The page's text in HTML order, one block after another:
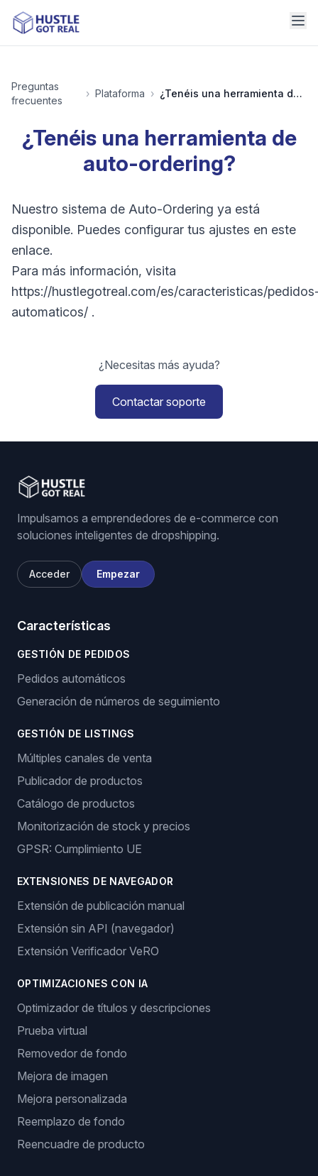
Preguntas
frecuentes
› Plataforma › ¿Tenéis una herramienta de auto-ordering?
¿Tenéis una herramienta de
auto-ordering?
Nuestro sistema de Auto-Ordering ya está
disponible. Puedes configurar tus ajustes en este
enlace.
Para más información, visita
https://hustlegotreal.com/es/caracteristicas/
automaticos/ .
¿Necesitas más ayuda?
Contactar soporte
Impulsamos a emprendedores de e-commerce con
soluciones inteligentes de dropshipping.
Acceder Empezar
Características
GESTIÓN DE PEDIDOS
Pedidos automáticos
Generación de números de seguimiento
GESTIÓN DE LISTINGS
Múltiples canales de venta
Publicador de productos
Catálogo de productos
Monitorización de stock y precios
GPSR: Cumplimiento UE
EXTENSIONES DE NAVEGADOR
Extensión de publicación manual
Extensión sin API (navegador)
Extensión Verificador VeRO
OPTIMIZACIONES CON IA
Optimizador de títulos y descripciones
Prueba virtual
Removedor de fondo
Mejora de imagen
Mejora personalizada
Reemplazo de fondo
Reencuadre de producto